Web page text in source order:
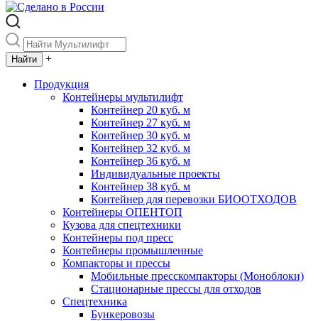
+
Продукция
Контейнеры мультилифт
Контейнер 20 куб. м
Контейнер 27 куб. м
Контейнер 30 куб. м
Контейнер 32 куб. м
Контейнер 36 куб. м
Индивидуальные проекты
Контейнер 38 куб. м
Контейнер для перевозки БИООТХОДОВ
Контейнеры ОПЕНТОП
Кузова для спецтехники
Контейнеры под пресс
Контейнеры промышленные
Компакторы и прессы
Мобильные пресскомпакторы (Моноблоки)
Стационарные прессы для отходов
Спецтехника
Бункеровозы